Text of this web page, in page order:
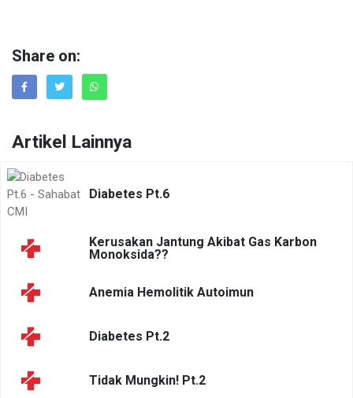
Share on:
Artikel Lainnya
Diabetes Pt.6
Kerusakan Jantung Akibat Gas Karbon
Monoksida??
Anemia Hemolitik Autoimun
Diabetes Pt.2
Tidak Mungkin! Pt.2